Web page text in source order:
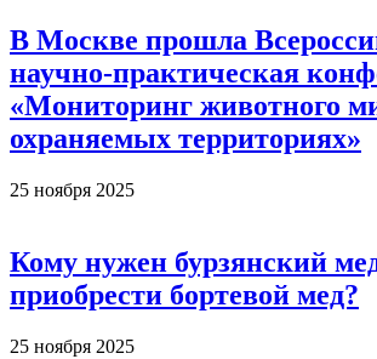
В Москве прошла
научно-практическая
«Мониторинг животного
охраняемых территориях»
25 ноября 2025
Кому нужен бурзянский
приобрести бортевой мед?
25 ноября 2025